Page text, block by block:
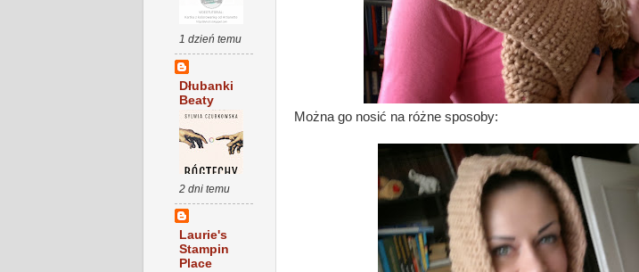
Można go nosić na różne sposoby:
1 dzień temu
Dłubanki
Beaty
2 dni temu
Laurie's
Stampin
Place